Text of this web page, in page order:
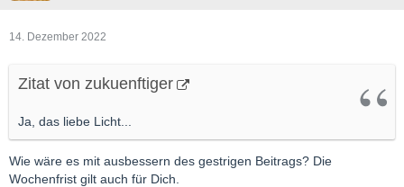
14. Dezember 2022
Zitat von zukuenftiger
Ja, das liebe Licht...
Wie wäre es mit ausbessern des gestrigen Beitrags? Die
Wochenfrist gilt auch für Dich.